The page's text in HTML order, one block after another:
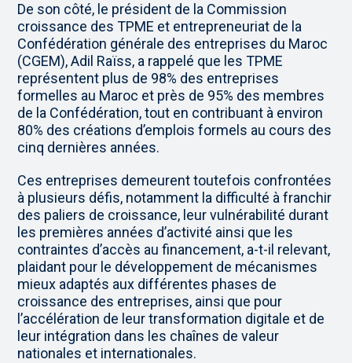
De son côté, le président de la Commission
croissance des TPME et entrepreneuriat de la
Confédération générale des entreprises du Maroc
(CGEM), Adil Raïss, a rappelé que les TPME
représentent plus de 98% des entreprises
formelles au Maroc et près de 95% des membres
de la Confédération, tout en contribuant à environ
80% des créations d’emplois formels au cours des
cinq dernières années.
Ces entreprises demeurent toutefois confrontées
à plusieurs défis, notamment la difficulté à franchir
des paliers de croissance, leur vulnérabilité durant
les premières années d’activité ainsi que les
contraintes d’accès au financement, a-t-il relevant,
plaidant pour le développement de mécanismes
mieux adaptés aux différentes phases de
croissance des entreprises, ainsi que pour
l’accélération de leur transformation digitale et de
leur intégration dans les chaînes de valeur
nationales et internationales.